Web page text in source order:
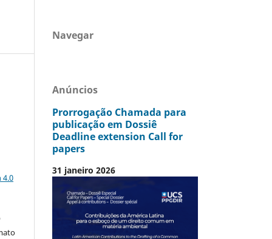
4.0
Navegar
Anúncios
Prorrogação Chamada para
publicação em Dossiê
Deadline extension Call for
papers
31 janeiro 2026